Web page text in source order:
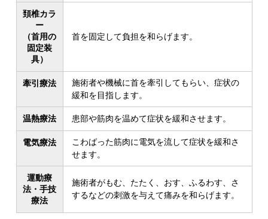
頚椎カラ
ー
（首用の
固定装
具）
首を固定して負担を和らげます。
牽引療法
施術者や機械に首を牽引してもらい、症状の
緩和を目指します。
温熱療法 患部や筋肉を温めて症状を緩和させます。
電気療法
こわばった筋肉に電気を流して症状を緩和さ
せます。
運動療
法・手技
療法
施術者がもむ、たたく、おす、ふるわす、さ
するなどの刺激を与えて痛みを和らげます。